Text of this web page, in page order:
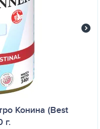
Конина (Best
г.